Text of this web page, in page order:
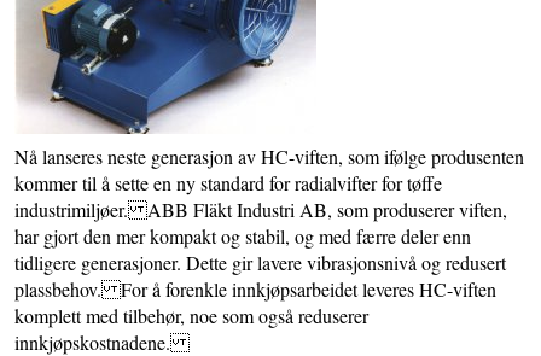
Nå lanseres neste generasjon av HC-viften, som ifølge produsenten
kommer til å sette en ny standard for radialvifter for tøffe
industrimiljøer. ABB Fläkt Industri AB, som produserer viften,
har gjort den mer kompakt og stabil, og med færre deler enn
tidligere generasjoner. Dette gir lavere vibrasjonsnivå og redusert
plassbehov. For å forenkle innkjøpsarbeidet leveres HC-viften
komplett med tilbehør, noe som også reduserer
innkjøpskostnadene.